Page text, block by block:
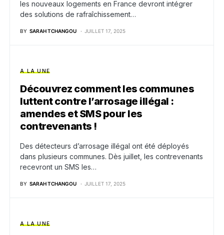
les nouveaux logements en France devront intégrer
des solutions de rafraîchissement…
BY SARAH TCHANGOU JUILLET 17, 2025
A LA UNE
Découvrez comment les communes
luttent contre l’arrosage illégal :
amendes et SMS pour les
contrevenants !
Des détecteurs d’arrosage illégal ont été déployés
dans plusieurs communes. Dès juillet, les contrevenants
recevront un SMS les…
BY SARAH TCHANGOU JUILLET 17, 2025
A LA UNE